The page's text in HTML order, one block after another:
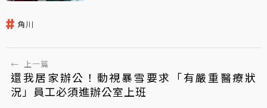
角川
← 上一篇
還我居家辦公！動視暴雪要求「有嚴重醫療狀
況」員工必須進辦公室上班